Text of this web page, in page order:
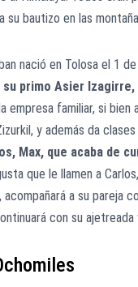
su bautizo en las
nació en Tolosa el 1
primo Asier
empresa familiar, si
y además da
Max, que acaba de
que le llamen a
acompañará a su pareja
con su ajetreada